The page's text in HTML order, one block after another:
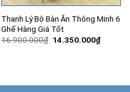
Thanh Lý Bộ Bàn Ăn Thông Minh 6
Ghế Hàng Giá Tốt
16.900.000₫ Giá
14.350.000₫Giá
hiện